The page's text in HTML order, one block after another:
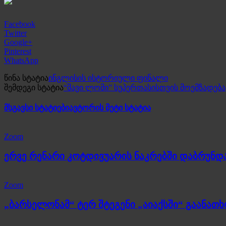
Facebook
Twitter
Google+
Pinterest
WhatsApp
წინა სტატიაინგლისის ისტორიული ფინალი
შემდეგი სტატია“შავი ლომი” სუპერთასისთვის მოემზადება
მსგავსი სტატიებიავტორის მეტი სტატია
Zoom
ერვე რენარი კოტდივუარის ნაკრებში
Zoom
„ბარსელონამ“ ტერ შტეგენი „აიაქსში“